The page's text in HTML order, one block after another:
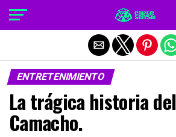
ENTRETENIMIENTO
La trágica historia
Camacho.
Salir de la versión